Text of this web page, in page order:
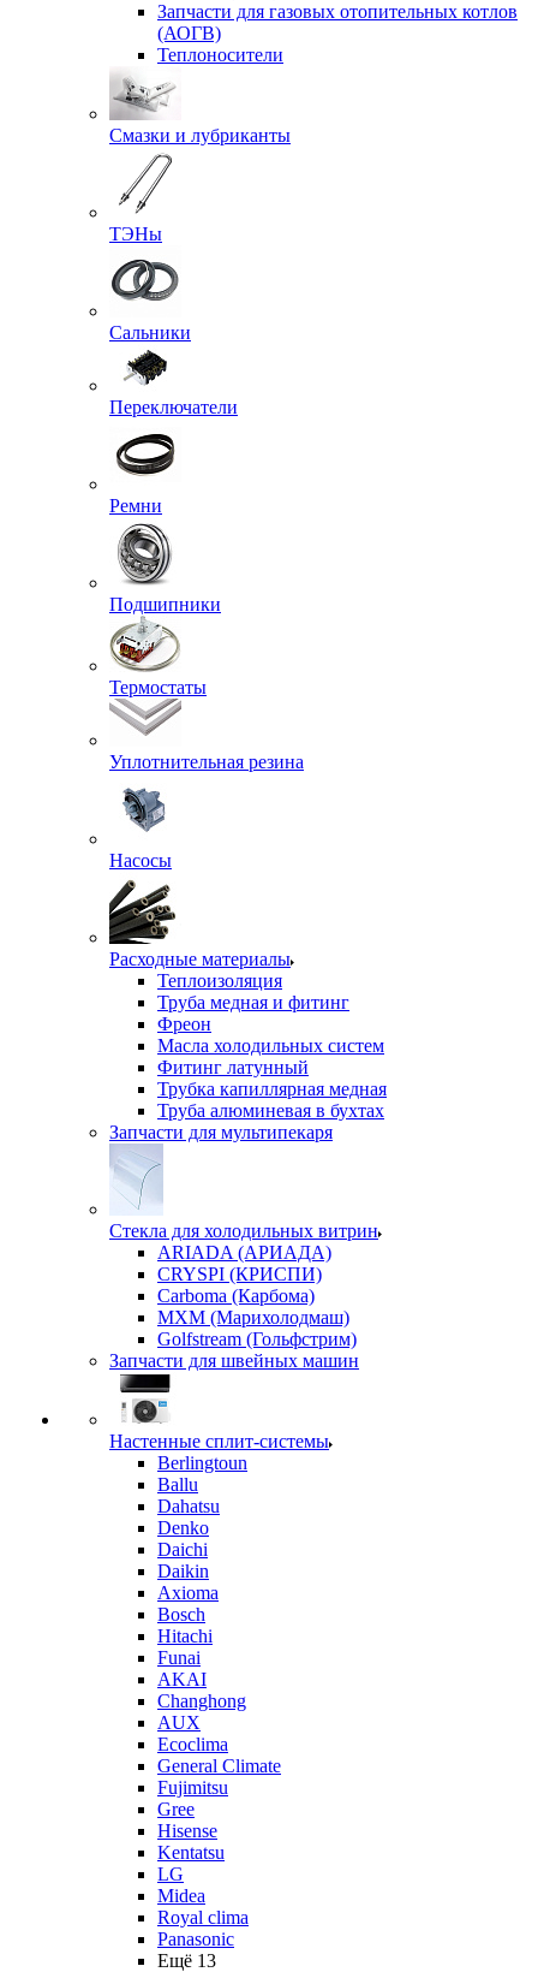
Запчасти для газовых отопительных котлов
(АОГВ)
Теплоносители
Смазки и лубриканты
ТЭНы
Сальники
Переключатели
Ремни
Подшипники
Термостаты
Уплотнительная резина
Насосы
Расходные материалы
Теплоизоляция
Труба медная и фитинг
Фреон
Масла холодильных систем
Фитинг латунный
Трубка капиллярная медная
Труба алюминевая в бухтах
Запчасти для мультипекаря
Стекла для холодильных витрин
ARIADA (АРИАДА)
CRYSPI (КРИСПИ)
Carboma (Карбома)
MXM (Марихолодмаш)
Golfstream (Гольфстрим)
Запчасти для швейных машин
Настенные сплит-системы
Berlingtoun
Ballu
Dahatsu
Denko
Daichi
Daikin
Axioma
Bosch
Hitachi
Funai
AKAI
Changhong
AUX
Ecoclima
General Climate
Fujimitsu
Gree
Hisense
Kentatsu
LG
Midea
Royal clima
Panasonic
Ещё 13